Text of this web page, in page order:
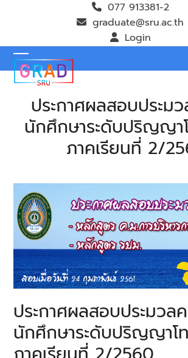
077 913381-2
graduate@sru.ac.th
Login
Open
mobile
menu
Close
mobile
menu
ประกาศผลสอบประม
นักศึกษาระดับปริญญา
ภาคเรียนที่ 2/
ประกาศผลสอบประมวล
นักศึกษาระดับปริญญาโท